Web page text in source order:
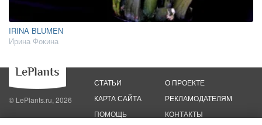
IRINA BLUMEN
Ирина Фокина
© LePlants.ru, 2026
СТАТЬИ
КАРТА САЙТА
ПОМОЩЬ
О ПРОЕКТЕ
РЕКЛАМОДАТЕЛЯМ
КОНТАКТЫ